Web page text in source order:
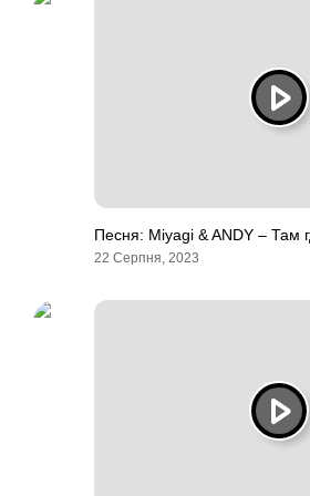
Песня: Miyagi & ANDY – Там
22 Серпня, 2023